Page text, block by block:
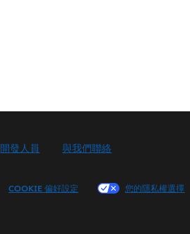
開發人員 與我們聯絡
COOKIE 偏好設定 您的隱私權選擇